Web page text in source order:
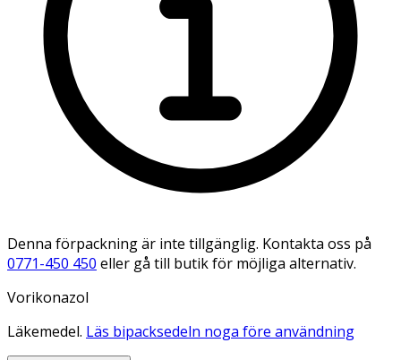
Denna förpackning är inte tillgänglig. Kontakta oss på
0771-450 450 eller gå till butik för möjliga alternativ.
Vorikonazol
Läkemedel. Läs bipacksedeln noga före användning